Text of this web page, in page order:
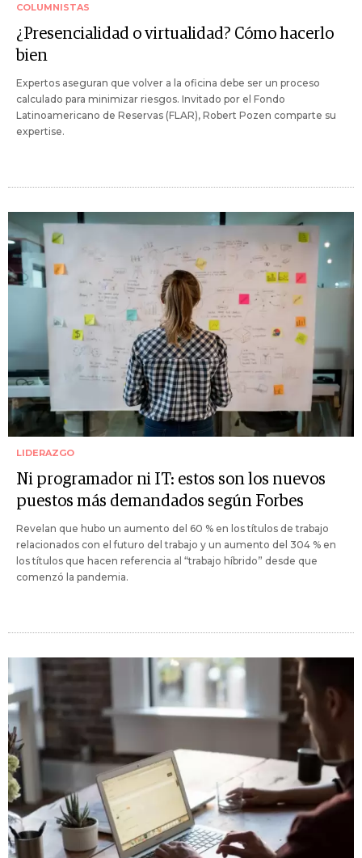
COLUMNISTAS
¿Presencialidad o virtualidad? Cómo hacerlo
bien
Expertos aseguran que volver a la oficina debe ser un proceso
calculado para minimizar riesgos. Invitado por el Fondo
Latinoamericano de Reservas (FLAR), Robert Pozen comparte su
expertise.
LIDERAZGO
Ni programador ni IT: estos son los nuevos
puestos más demandados según Forbes
Revelan que hubo un aumento del 60 % en los títulos de trabajo
relacionados con el futuro del trabajo y un aumento del 304 % en
los títulos que hacen referencia al “trabajo híbrido” desde que
comenzó la pandemia.